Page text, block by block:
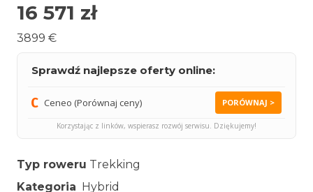
16 571 zł
3899 €
Sprawdź najlepsze oferty online:
Ceneo (Porównaj ceny) PORÓWNAJ >
Korzystając z linków, wspierasz rozwój serwisu. Dziękujemy!
Typ roweru Trekking
Kategoria Hybrid